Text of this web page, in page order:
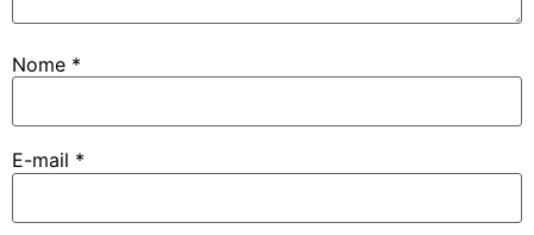
Nome *
E-mail *